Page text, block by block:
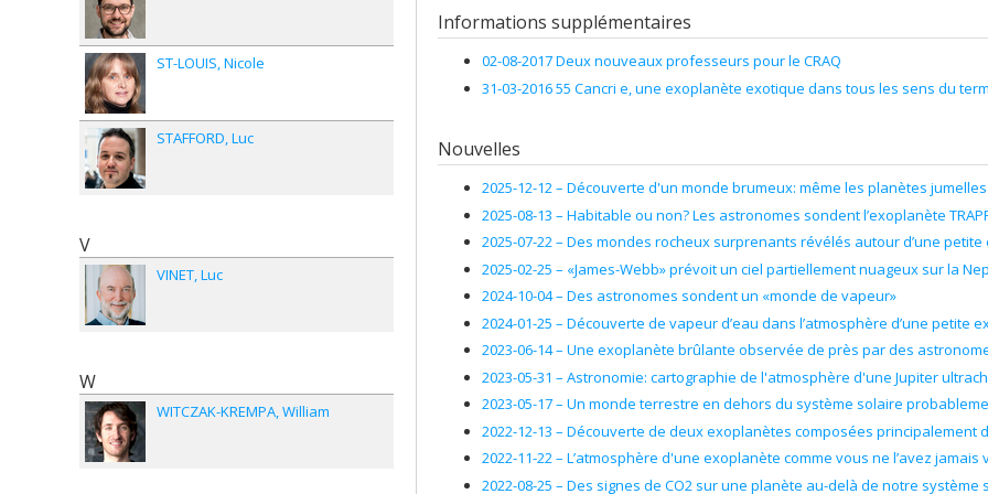
Sources de financement :FRQNT/Fonds de recherche du Québec - Nature et
Programmes de subvention :PVXXXXXX-(NC) Établissement de la relève
Informations supplémentaires
02-08-2017 Deux nouveaux professeurs pour le CRAQ
31-03-2016 55 Cancri e, une exoplanète exotique dans tous les sens du
Nouvelles
2025-12-12 – Découverte d'un monde brumeux: même les planètes
2025-08-13 – Habitable ou non? Les astronomes sondent l’exoplanète
2025-07-22 – Des mondes rocheux surprenants révélés autour d’une petite
2025-02-25 – «James-Webb» prévoit un ciel partiellement nuageux sur la
2024-10-04 – Des astronomes sondent un «monde de vapeur»
2024-01-25 – Découverte de vapeur d’eau dans l’atmosphère d’une petite
2023-06-14 – Une exoplanète brûlante observée de près par des
2023-05-31 – Astronomie: cartographie de l'atmosphère d'une Jupiter
2023-05-17 – Un monde terrestre en dehors du système solaire
2022-12-13 – Découverte de deux exoplanètes composées principalement
2022-11-22 – L’atmosphère d'une exoplanète comme vous ne l’avez jamais
2022-08-25 – Des signes de CO2 sur une planète au-delà de notre système
ST-LOUIS Nicole
STAFFORD Luc
V
VINET Luc
W
WITCZAK-KREMPA William